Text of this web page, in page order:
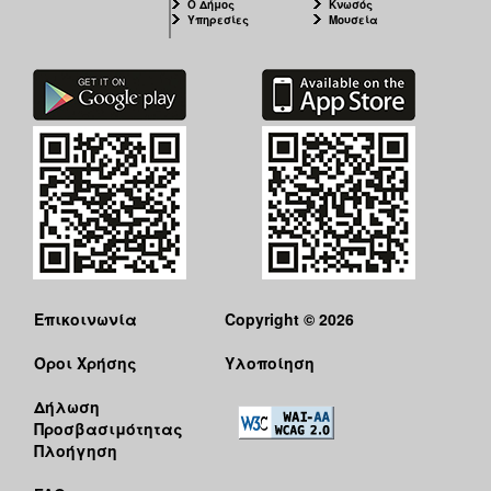
Ο Δήμος
Υπηρεσίες
Κνωσός
Μουσεία
Επικοινωνία
Όροι Χρήσης
Δήλωση
Προσβασιμότητας
Πλοήγηση
Copyright © 2026
Υλοποίηση